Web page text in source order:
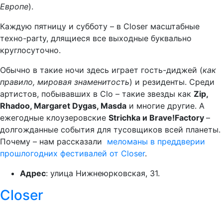
Европе).
Каждую пятницу и субботу – в Closer масштабные
техно-party, длящиеся все выходные буквально
круглосуточно.
Обычно в такие ночи здесь играет гость-диджей (как
правило, мировая знаменитость) и резиденты. Среди
артистов, побывавших в Clo – такие звезды как Zip,
Rhadoo, Margaret Dygas, Masda и многие другие. А
ежегодные клоузеровские Strichka и Brave!Factory –
долгожданные события для тусовщиков всей планеты.
Почему – нам рассказали меломаны в преддверии
прошлогодних фестивалей от Closer.
Адрес: улица Нижнеюрковская, 31.
Closer